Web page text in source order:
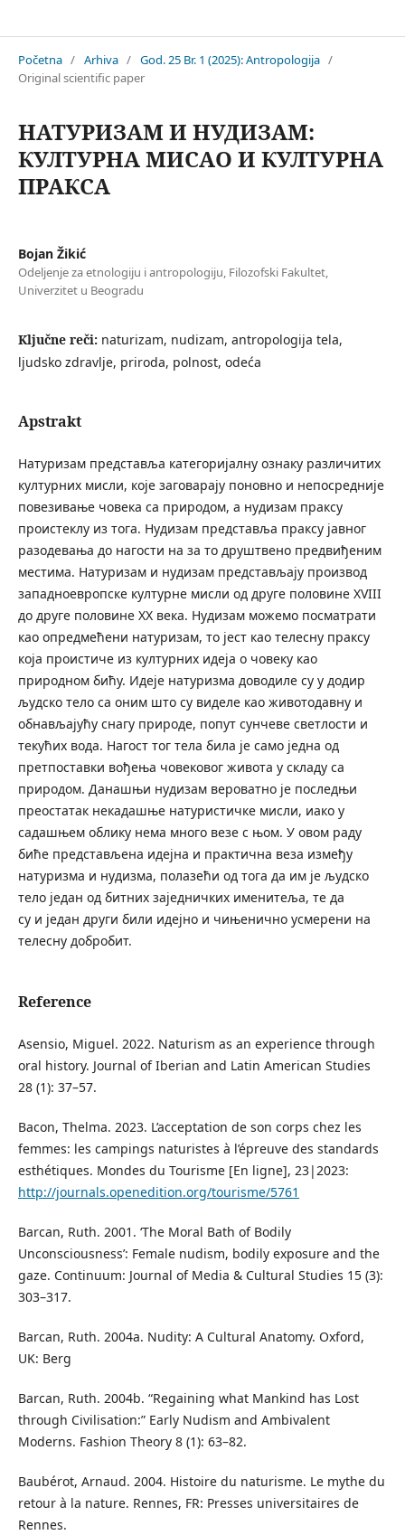
Početna / Arhiva / God. 25 Br. 1 (2025): Antropologija /
Original scientific paper
НАТУРИЗАМ И НУДИЗАМ:
КУЛТУРНА МИСАО И КУЛТУРНА
ПРАКСА
Bojan Žikić
Odeljenje za etnologiju i antropologiju, Filozofski Fakultet,
Univerzitet u Beogradu
Ključne reči: naturizam, nudizam, antropologija tela,
ljudsko zdravlje, priroda, polnost, odeća
Apstrakt
Натуризам представља категоријалну ознаку различитих
културних мисли, које заговарају поновно и непосредније
повезивање човека са природом, а нудизам праксу
проистеклу из тога. Нудизам представља праксу јавног
разодевања до нагости на за то друштвено предвиђеним
местима. Натуризам и нудизам представљају производ
западноевропске културне мисли од друге половине XVIII
до друге половине XX века. Нудизам можемо посматрати
као опредмећени натуризам, то јест као телесну праксу
која проистиче из културних идеја о човеку као
природном бићу. Идеје натуризма доводиле су у додир
људско тело са оним што су виделе као животодавну и
обнављајућу снагу природе, попут сунчеве светлости и
текућих вода. Нагост тог тела била је само једна од
претпоставки вођења човековог живота у складу са
природом. Данашњи нудизам вероватно је последњи
преостатак некадашње натуристичке мисли, иако у
садашњем облику нема много везе с њом. У овом раду
биће представљена идејна и практична веза између
натуризма и нудизма, полазећи од тога да им је људско
тело један од битних заједничких именитеља, те да
су и један други били идејно и чињенично усмерени на
телесну добробит.
Reference
Asensio, Miguel. 2022. Naturism as an experience through
oral history. Journal of Iberian and Latin American Studies
28 (1): 37–57.
Bacon, Thelma. 2023. L’acceptation de son corps chez les
femmes: les campings naturistes à l’épreuve des standards
esthétiques. Mondes du Tourisme [En ligne], 23|2023:
http://journals.openedition.org/tourisme/5761
Barcan, Ruth. 2001. ‘The Moral Bath of Bodily
Unconsciousness’: Female nudism, bodily exposure and the
gaze. Continuum: Journal of Media & Cultural Studies 15 (3):
303–317.
Barcan, Ruth. 2004a. Nudity: A Cultural Anatomy. Oxford,
UK: Berg
Barcan, Ruth. 2004b. “Regaining what Mankind has Lost
through Civilisation:” Early Nudism and Ambivalent
Moderns. Fashion Theory 8 (1): 63–82.
Baubérot, Arnaud. 2004. Histoire du naturisme. Le mythe du
retour à la nature. Rennes, FR: Presses universitaires de
Rennes.